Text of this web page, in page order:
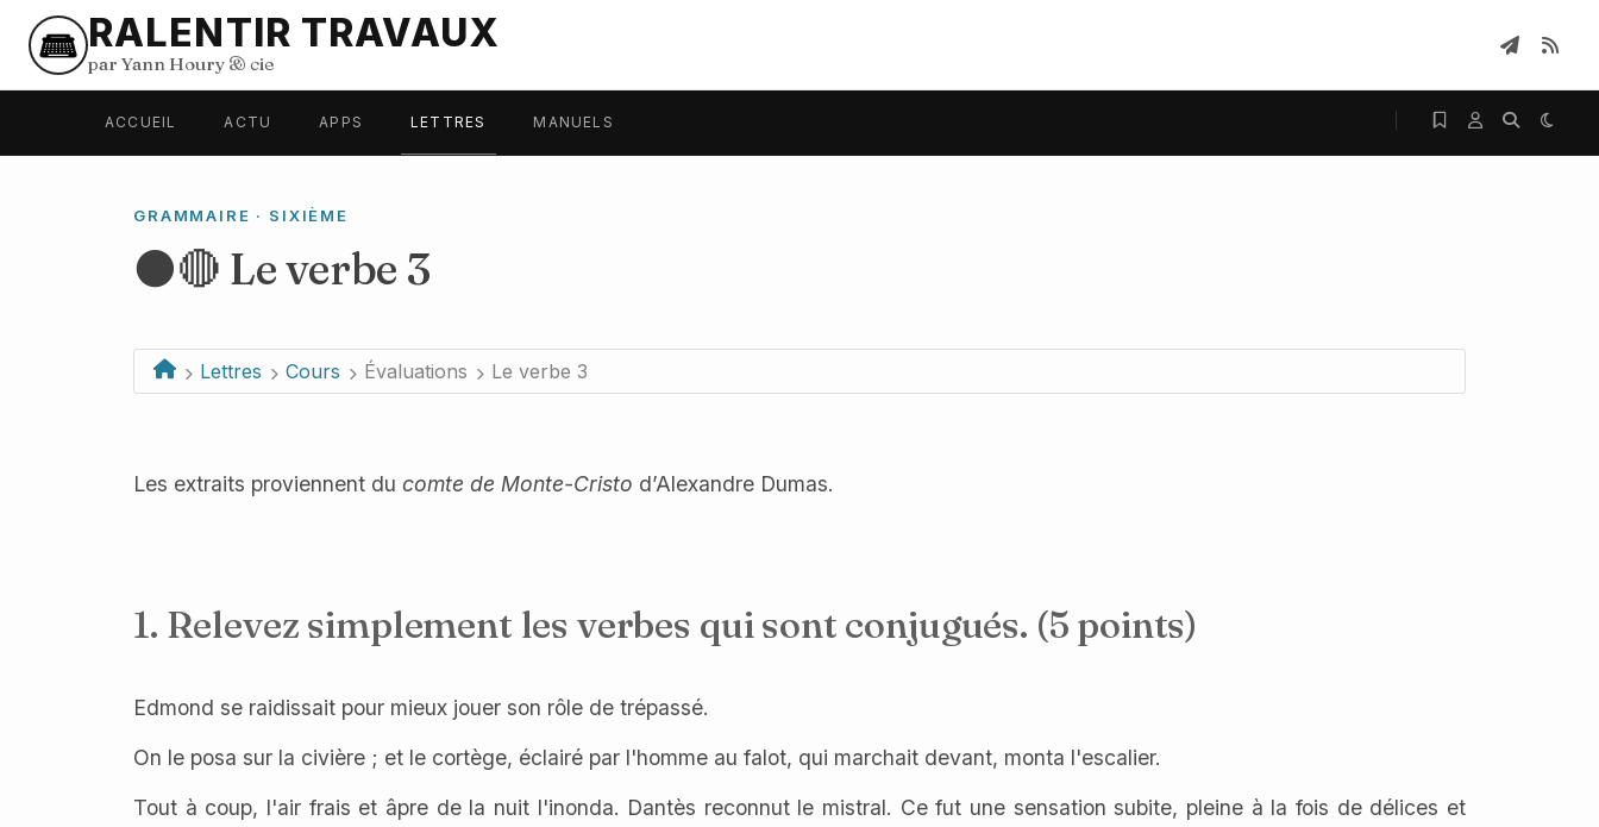
RALENTIR TRAVAUX
par Yann Houry & cie
ACCUEIL ACTU APPS LETTRES MANUELS
GRAMMAIRE · SIXIÈME
⚫️🔴 Le verbe 3
Lettres Cours Évaluations Le verbe 3
Les extraits proviennent du comte de Monte-Cristo d’Alexandre Dumas.
1. Relevez simplement les verbes qui sont conjugués. (5 points)
Edmond se raidissait pour mieux jouer son rôle de trépassé.
On le posa sur la civière ; et le cortège, éclairé par l'homme au falot, qui marchait devant, monta l'escalier.
Tout à coup, l'air frais et âpre de la nuit l'inonda. Dantès reconnut le mistral. Ce fut une sensation subite, pleine à la fois de délices et